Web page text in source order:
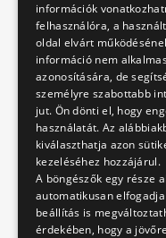
A
BKV
információk
felhasználóra, a
oldal elvárt
információ nem
azonosítására, de
személyre szabottabb
jut. Ön dönti el, hogy
használatát. Az
kiválaszthatja azon
kezeléséhez hozzájárul.
A böngészők egy része
automatikusan
beállítás is
érdekében, hogy a